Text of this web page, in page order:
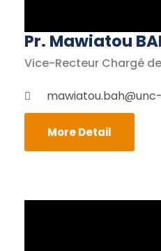
Pr. Mawiatou
Vice-Recteur Chargé
More Detail